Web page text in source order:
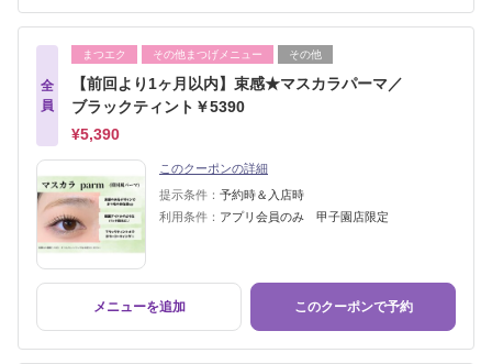
全
員
まつエク その他まつげメニュー その他
【前回より1ヶ月以内】束感★マスカラパーマ／
ブラックティント￥5390
¥5,390
このクーポンの詳細
提示条件： 予約時＆入店時
利用条件： アプリ会員のみ 甲子園店限定
メニューを追加 このクーポンで予約